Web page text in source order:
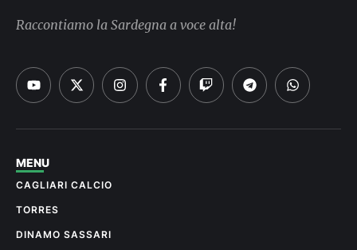
Raccontiamo la Sardegna a voce alta!
MENU
CAGLIARI CALCIO
TORRES
DINAMO SASSARI